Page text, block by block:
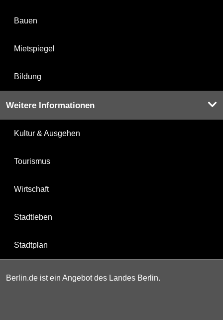
Bauen
Mietspiegel
Bildung
Weitere Informationen
Kultur & Ausgehen
Tourismus
Wirtschaft
Stadtleben
Stadtplan
Berlin.de ist ein Angebot des Landes Berlin.